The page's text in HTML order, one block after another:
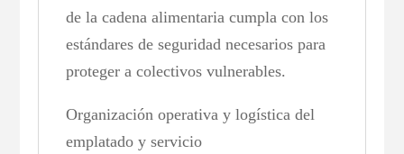
de la cadena alimentaria cumpla con los
estándares de seguridad necesarios para
proteger a colectivos vulnerables.
Organización operativa y logística del
emplatado y servicio